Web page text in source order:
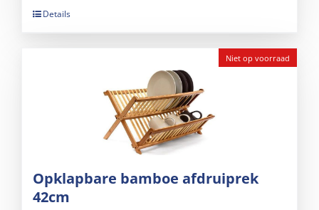
Details
Niet op voorraad
Opklapbare bamboe afdruiprek
42cm